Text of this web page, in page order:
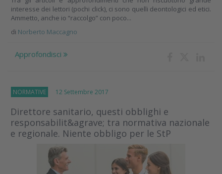
interesse dei lettori (pochi click), ci sono quelli deontologici ed etici.
Ammetto, anche io “raccolgo” con poco...
di Norberto Maccagno
Approfondisci
NORMATIVE 12 Settembre 2017
Direttore sanitario, questi obblighi e
responsabilit&agrave; tra normativa nazionale
e regionale. Niente obbligo per le StP